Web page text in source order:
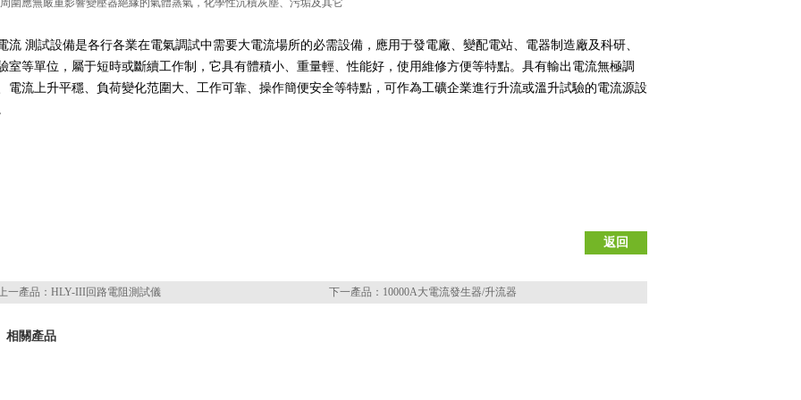
、周圍應無嚴重影響變壓器絕緣的氣體蒸氣，化學性沉積灰塵、污垢及其它
流 測試設備是各行各業在電氣調試中需要大電流場所的必需設備，應用于發電廠、變配電站、電器制造廠及科研、
室等單位，屬于短時或斷續工作制，它具有體積小、重量輕、性能好，使用維修方便等特點。具有輸出電流無極調
電流上升平穩、負荷變化范圍大、工作可靠、操作簡便安全等特點，可作為工礦企業進行升流或溫升試驗的電流源設
返回
一產品： HLY-III回路電阻測試儀 下一產品： 10000A大電流發生器/升流器
相關產品